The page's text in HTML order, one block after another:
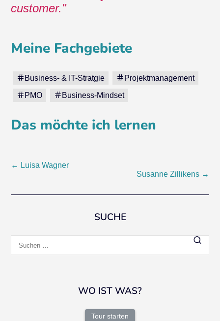
customer.
Meine Fachgebiete
Business- & IT-Stratgie Projektmanagement
PMO Business-Mindset
Das möchte ich lernen
Beitragsnavigation
← Luisa Wagner
Susanne Zillikens →
SUCHE
nach:
WO IST WAS?
Tour starten